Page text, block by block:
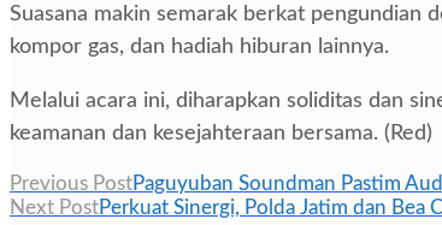
Suasana makin semarak berkat pengundian
kompor gas, dan hadiah hiburan lainnya.
Melalui acara ini, diharapkan soliditas dan
keamanan dan kesejahteraan bersama. (Red)
Navigasi
Previous PostPaguyuban Soundman Pastim
Next PostPerkuat Sinergi, Polda Jatim dan Bea